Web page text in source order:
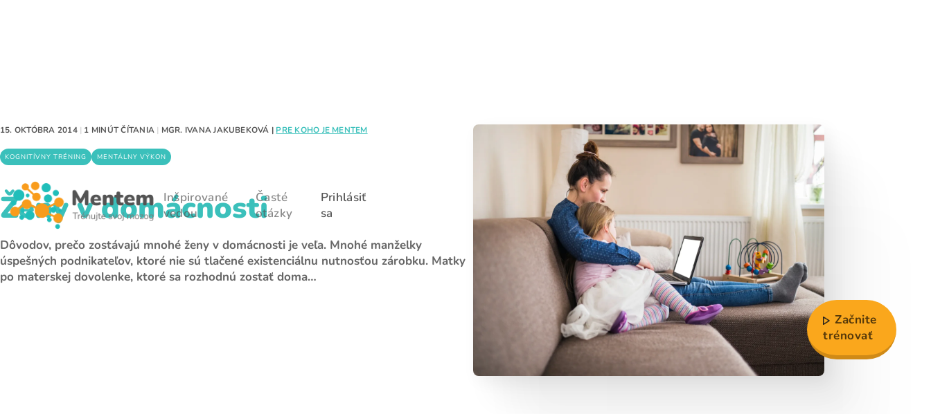
Inšpirované
vedou
Časté
otázky
Prihlásiť
sa
Prihlásiť sa
Začnite
trénovať
denný tréning?
15. OKTÓBRA 2014 | 1 MINÚT ČÍTANIA | MGR. IVANA JAKUBEKOVÁ | PRE KOHO JE MENTEM
KOGNITÍVNY TRÉNING MENTÁLNY VÝKON
Ženy v domácnosti
Dôvodov, prečo zostávajú mnohé ženy v domácnosti je veľa. Mnohé manželky
úspešných podnikateľov, ktoré nie sú tlačené existenciálnu nutnosťou zárobku. Matky
po materskej dovolenke, ktoré sa rozhodnú zostať doma…